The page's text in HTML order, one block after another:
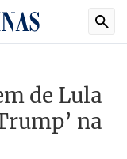
de Lula
na